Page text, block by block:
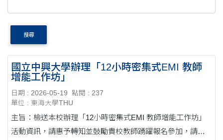
搜尋
國立中興大學辦理「12小時密集式EMI 教師
增能工作坊」
日期 : 2026-05-19
點閱 : 237
單位 : 東海大學THU
主旨：檢送本校辦理「12小時密集式EMI 教師增能工作坊」
活動資訊，請惠予轉知並鼓勵貴校教師踴躍報名參加，請查